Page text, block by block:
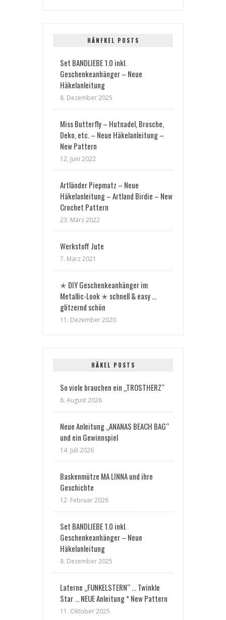
HÄNFKEL POSTS
Set BANDLIEBE 1.0 inkl.
Geschenkeanhänger – Neue
Häkelanleitung
8. Dezember 2025
Miss Butterfly – Hutnadel, Brosche,
Deko, etc. – Neue Häkelanleitung –
New Pattern
12. Juni 2022
Artländer Piepmatz – Neue
Häkelanleitung – Artland Birdie – New
Crochet Pattern
23. März 2022
Werkstoff Jute
7. März 2021
✭ DIY Geschenkeanhänger im
Metallic-Look ✭ schnell & easy …
glitzernd schön
11. Dezember 2020
HÄKEL POSTS
So viele brauchen ein „TROSTHERZ“
8. August 2026
Neue Anleitung „ANANAS BEACH BAG“
und ein Gewinnspiel
14. Juli 2026
Baskenmütze MA LINNA und ihre
Geschichte
12. Februar 2026
Set BANDLIEBE 1.0 inkl.
Geschenkeanhänger – Neue
Häkelanleitung
8. Dezember 2025
Laterne „FUNKELSTERN“ … Twinkle
Star … NEUE Anleitung * New Pattern
11. Oktober 2025